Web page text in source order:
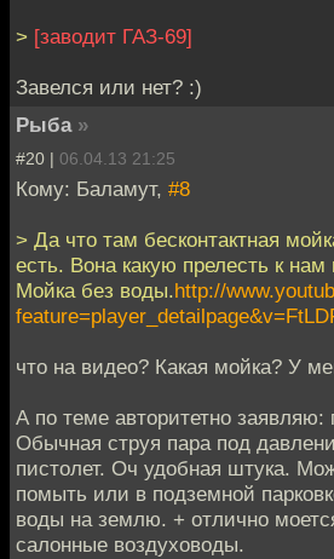
> [заводит ГАЗ-69]
Завелся или нет? :)
Рыбa »
#20 | 06.04.13 21:25
Кому: Баламут, #8
> Да что там бесконтактная
есть. Вона какую прелесть к нам
Мойка без воды.http://
что на видео? Какая мойка? У
А по теме авторитетно заявляю:
Обычная струя пара под
пистолет. Оч удобная штука.
помыть или в подземной
воды на землю. + отлично
салонные воздуховоды.